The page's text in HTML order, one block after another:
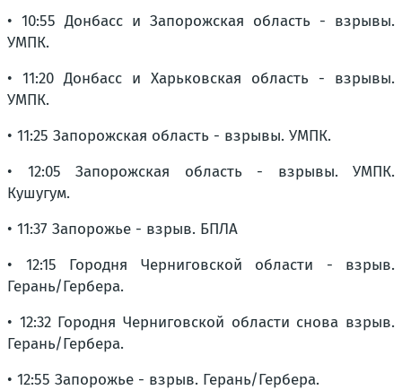
• 10:55 Донбасс и Запорожская область - взрывы.
УМПК.
• 11:20 Донбасс и Харьковская область - взрывы.
УМПК.
• 11:25 Запорожская область - взрывы. УМПК.
• 12:05 Запорожская область - взрывы. УМПК.
Кушугум.
• 11:37 Запорожье - взрыв. БПЛА
• 12:15 Городня Черниговской области - взрыв.
Герань/Гербера.
• 12:32 Городня Черниговской области снова взрыв.
Герань/Гербера.
• 12:55 Запорожье - взрыв. Герань/Гербера.